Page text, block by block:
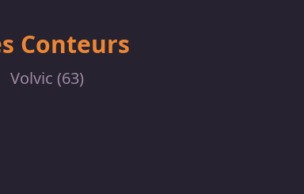
Conteurs
Volvic (63)